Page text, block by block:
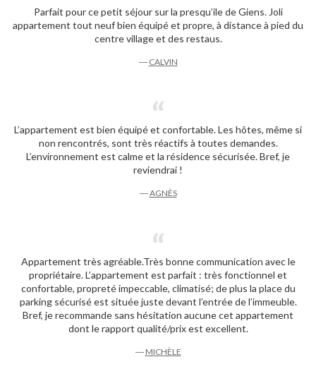
Parfait pour ce petit séjour sur la presqu’ile de Giens. Joli
appartement tout neuf bien équipé et propre, à distance à pied du
centre village et des restaus.
― CALVIN
L’appartement est bien équipé et confortable. Les hôtes, même si
non rencontrés, sont très réactifs à toutes demandes.
L’environnement est calme et la résidence sécurisée. Bref, je
reviendrai !
―AGNÈS
Appartement très agréable.Très bonne communication avec le
propriétaire. L’appartement est parfait : très fonctionnel et
confortable, propreté impeccable, climatisé; de plus la place du
parking sécurisé est située juste devant l’entrée de l’immeuble.
Bref, je recommande sans hésitation aucune cet appartement
dont le rapport qualité/prix est excellent.
― MICHÈLE